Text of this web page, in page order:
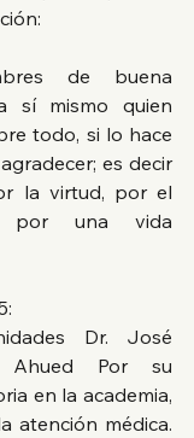
de buena
sí mismo quien
todo, si lo hace
es decir
la virtud, por el
por una vida
Dr. José
Ahued Por su
en la academia,
atención médica.